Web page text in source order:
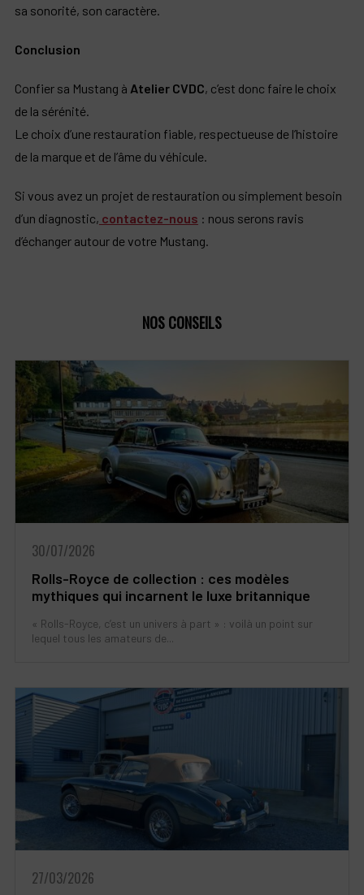
sa sonorité, son caractère.
Conclusion
Confier sa Mustang à Atelier CVDC, c’est donc faire le choix
de la sérénité.
Le choix d’une restauration fiable, respectueuse de l’histoire
de la marque et de l’âme du véhicule.
Si vous avez un projet de restauration ou simplement besoin
d’un diagnostic, contactez-nous : nous serons ravis
d’échanger autour de votre Mustang.
NOS CONSEILS
30/07/2026
Rolls-Royce de collection : ces modèles
mythiques qui incarnent le luxe britannique
« Rolls-Royce, c’est un univers à part » : voilà un point sur
lequel tous les amateurs de...
27/03/2026